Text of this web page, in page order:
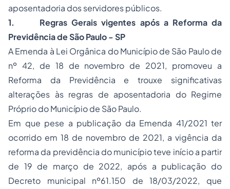
aposentadoria dos servidores públicos.
1. Regras Gerais vigentes após a Reforma da
Previdência de São Paulo - SP
A Emenda à Lei Orgânica do Município de São Paulo de
nº 42, de 18 de novembro de 2021, promoveu a
Reforma da Previdência e trouxe significativas
alterações às regras de aposentadoria do Regime
Próprio do Município de São Paulo.
Em que pese a publicação da Emenda 41/2021 ter
ocorrido em 18 de novembro de 2021, a vigência da
reforma da previdência do município teve início a partir
de 19 de março de 2022, após a publicação do
Decreto municipal nº61.150 de 18/03/2022, que